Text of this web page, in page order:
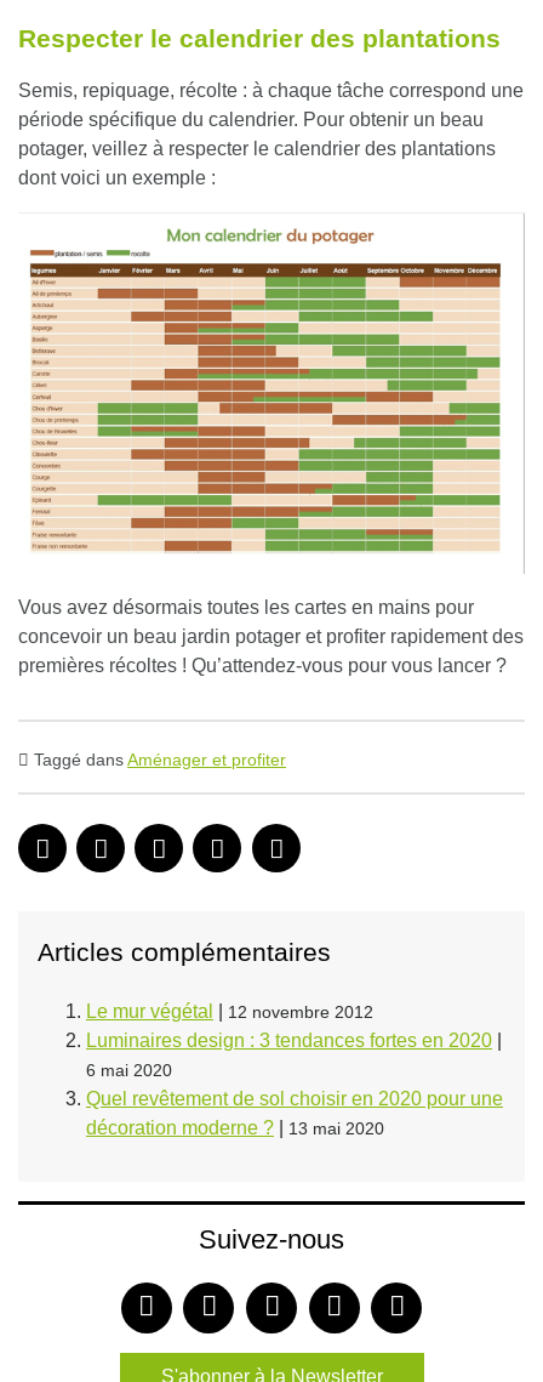
Respecter le calendrier des plantations
Semis, repiquage, récolte : à chaque tâche correspond une
période spécifique du calendrier. Pour obtenir un beau
potager, veillez à respecter le calendrier des plantations
dont voici un exemple :
Vous avez désormais toutes les cartes en mains pour
concevoir un beau jardin potager et profiter rapidement des
premières récoltes ! Qu’attendez-vous pour vous lancer ?
Taggé dansAménager et profiter
Articles complémentaires
Le mur végétal 12 novembre 2012
Luminaires design : 3 tendances fortes en 2020
6 mai 2020
Quel revêtement de sol choisir en 2020 pour une
décoration moderne ?
13 mai 2020
Suivez-nous
S'abonner à la Newsletter